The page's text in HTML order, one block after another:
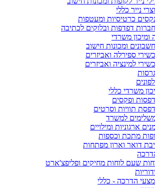
נייר כללי
כרטיסיות ומעטפות
דפדפות ובלוקים לכתיבה
ומיכון משרדי
ומכונות חישוב
ספירלה ואביזרים
למינציה ואביזרים
משרדי כללי
ופקסים
תוויות וסרטים
למשרד
ארגוניות ומילויים
מתכת וכספות
דואר וארון מפתחות
שעם לוחות מחיקים ופליפצ'ארט
הדרכה - כללי